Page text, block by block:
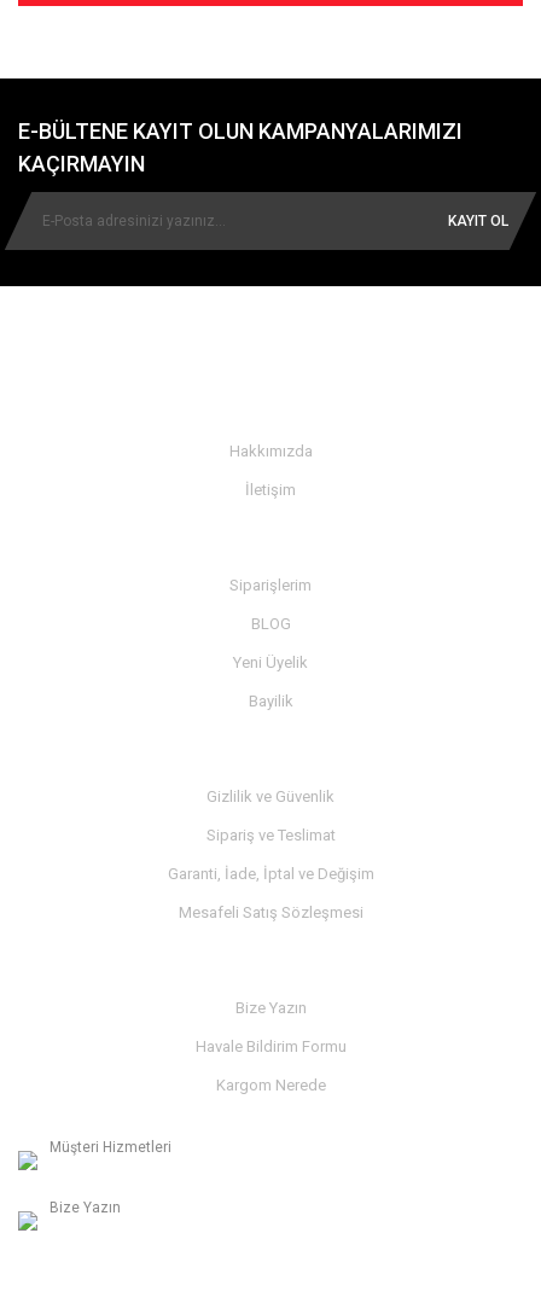
E-BÜLTENE KAYIT OLUN KAMPANYALARIMIZI
KAÇIRMAYIN
KAYIT OL
Hakkımızda
İletişim
Siparişlerim
BLOG
Yeni Üyelik
Bayilik
Gizlilik ve Güvenlik
Sipariş ve Teslimat
Garanti, İade, İptal ve Değişim
Mesafeli Satış Sözleşmesi
Bize Yazın
Havale Bildirim Formu
Kargom Nerede
Müşteri Hizmetleri
Bize Yazın